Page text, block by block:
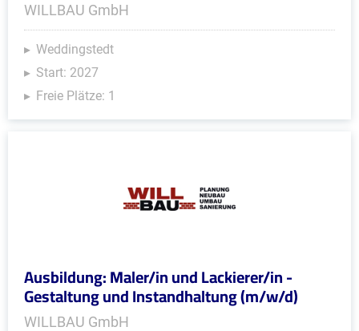
WILLBAU GmbH
Weddingstedt
Start: 2027
Freie Plätze: 1
Ausbildung: Maler/in und Lackierer/in -
Gestaltung und Instandhaltung (m/w/d)
WILLBAU GmbH